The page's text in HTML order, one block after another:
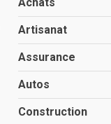
Artisanat
Assurance
Autos
Construction